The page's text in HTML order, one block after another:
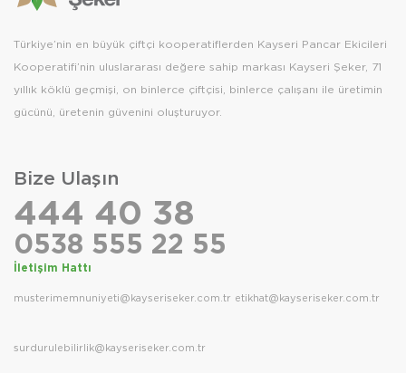
Türkiye’nin en büyük çiftçi kooperatiflerden Kayseri Pancar Ekicileri
Kooperatifi’nin uluslararası değere sahip markası Kayseri Şeker, 71
yıllık köklü geçmişi, on binlerce çiftçisi, binlerce çalışanı ile üretimin
gücünü, üretenin güvenini oluşturuyor.
Bize Ulaşın
444 40 38
0538 555 22 55
İletişim Hattı
musterimemnuniyeti@kayseriseker.com.tr etikhat@kayseriseker.com.tr
surdurulebilirlik@kayseriseker.com.tr